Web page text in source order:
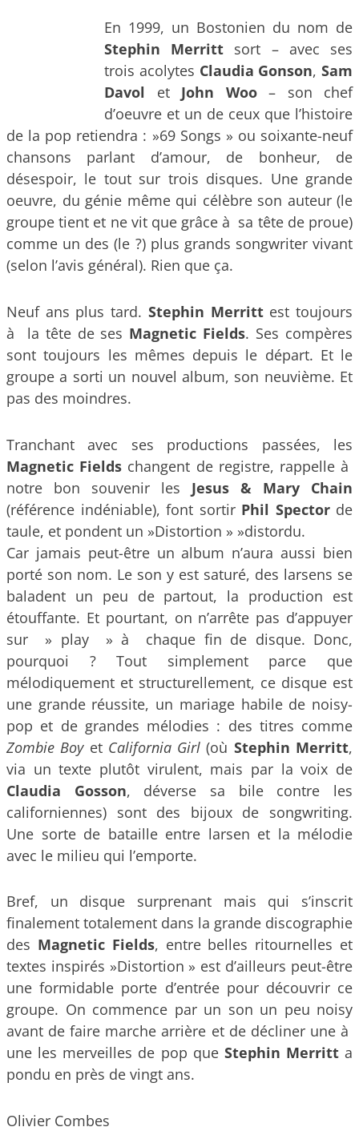
En 1999, un Bostonien du nom de
Stephin Merritt sort – avec ses
trois acolytes Claudia Gonson, Sam
Davol et John Woo– son chef
d’oeuvre et un de ceux que l’histoire
de la pop retiendra : »69 Songs » ou soixante-neuf
chansons parlant d’amour, de bonheur, de
désespoir, le tout sur trois disques. Une grande
oeuvre, du génie même qui célèbre son auteur (le
groupe tient et ne vit que grâce à sa tête de proue)
comme un des (le ?) plus grands songwriter vivant
(selon l’avis général). Rien que ça.
Neuf ans plus tard. Stephin Merrittest toujours
à la tête de ses Magnetic Fields. Ses compères
sont toujours les mêmes depuis le départ. Et le
groupe a sorti un nouvel album, son neuvième. Et
pas des moindres.
Tranchant avec ses productions passées, les
Magnetic Fields changent de registre, rappelle à
notre bon souvenir les Jesus & Mary Chain
(référence indéniable), font sortir Phil Spectorde
taule, et pondent un »Distortion » »distordu.
Car jamais peut-être un album n’aura aussi bien
porté son nom. Le son y est saturé, des larsens se
baladent un peu de partout, la production est
étouffante. Et pourtant, on n’arrête pas d’appuyer
sur » play » à chaque fin de disque. Donc,
pourquoi ? Tout simplement parce que
mélodiquement et structurellement, ce disque est
une grande réussite, un mariage habile de noisy-
pop et de grandes mélodies : des titres comme
Zombie Boyet California Girl (où Stephin Merritt,
via un texte plutôt virulent, mais par la voix de
Claudia Gosson, déverse sa bile contre les
californiennes) sont des bijoux de songwriting.
Une sorte de bataille entre larsen et la mélodie
avec le milieu qui l’emporte.
Bref, un disque surprenant mais qui s’inscrit
finalement totalement dans la grande discographie
des Magnetic Fields, entre belles ritournelles et
textes inspirés »Distortion » est d’ailleurs peut-être
une formidable porte d’entrée pour découvrir ce
groupe. On commence par un son un peu noisy
avant de faire marche arrière et de décliner une à
une les merveilles de pop que Stephin Merritta
pondu en près de vingt ans.
Olivier Combes